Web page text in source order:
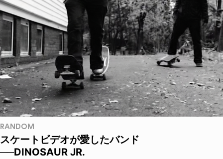
RANDOM
スケートビデオが愛したバンド
──DINOSAUR JR.